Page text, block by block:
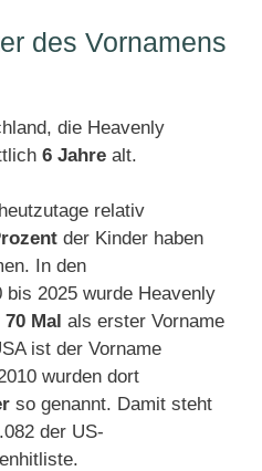
des Vornamens
die Heavenly
6 Jahre alt.
relativ
der Kinder haben
In den
bis 2025 wurde Heavenly
70 Mal als erster Vorname
ist der Vorname
wurden dort
so genannt. Damit steht
der US-